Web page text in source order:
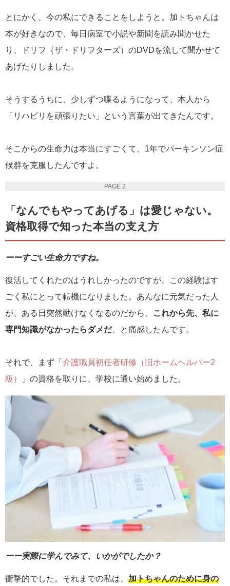
とにかく、今の私にできることをしようと。加トちゃんは
本が好きなので、毎日病室で小説や新聞を読み聞かせた
り、ドリフ（ザ・ドリフターズ）のDVDを流して聞かせて
あげたりしました。
そうするうちに、少しずつ喋るようになって、本人から
「リハビリを頑張りたい」という言葉が出てきたんです。
そこからの生命力は本当にすごくて、1年でパーキンソン症
候群を克服したんですよ。
PAGE 2
「なんでもやってあげる」は愛じゃない。
資格取得で知った本当の支え方
ーーすごい生命力ですね。
復活してくれたのはうれしかったのですが、この経験はす
ごく私にとって転機になりました。あんなに元気だった人
が、ある日突然動けなくなるのだから、
これから先、私に
専門知識がなかったらダメだ、と痛感したんです。
それで、まず「 介護職員初任者研修（旧ホームヘルパー2
級）
」の資格を取りに、学校に通い始めました。
ーー実際に学んでみて、いかがでしたか？
衝撃的でした。それまでの私は、 加トちゃんのために身の